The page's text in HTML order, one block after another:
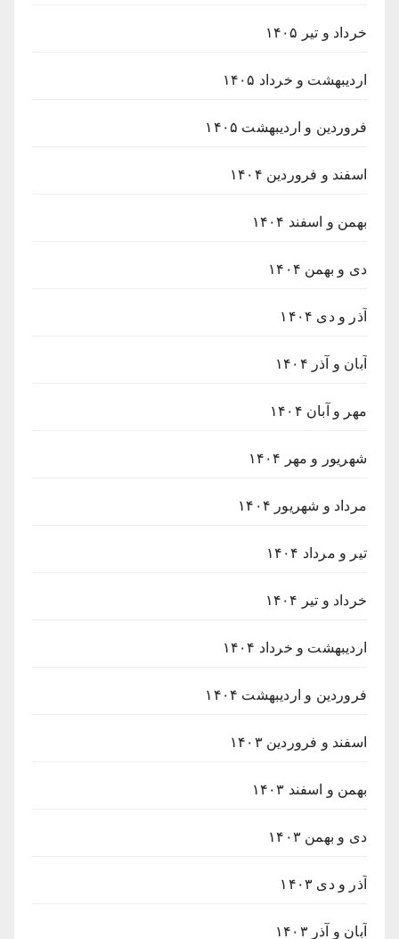
خرداد و تیر ۱۴۰۵
اردیبهشت و خرداد ۱۴۰۵
فروردین و اردیبهشت ۱۴۰۵
اسفند و فروردین ۱۴۰۴
بهمن و اسفند ۱۴۰۴
دی و بهمن ۱۴۰۴
آذر و دی ۱۴۰۴
آبان و آذر ۱۴۰۴
مهر و آبان ۱۴۰۴
شهریور و مهر ۱۴۰۴
مرداد و شهریور ۱۴۰۴
تیر و مرداد ۱۴۰۴
خرداد و تیر ۱۴۰۴
اردیبهشت و خرداد ۱۴۰۴
فروردین و اردیبهشت ۱۴۰۴
اسفند و فروردین ۱۴۰۳
بهمن و اسفند ۱۴۰۳
دی و بهمن ۱۴۰۳
آذر و دی ۱۴۰۳
آبان و آذر ۱۴۰۳